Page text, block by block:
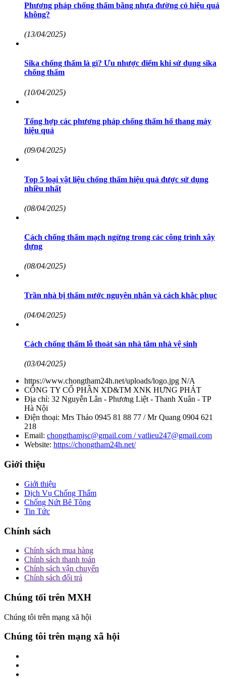
Phương pháp chống thấm bằng nhựa đường có hiệu quả
không?
(13/04/2025)
Sika chống thấm là gì? Ưu nhược điểm khi sử dụng sika
chống thấm
(10/04/2025)
Tổng hợp các phương pháp chống thấm hố thang máy
hiệu quả
(09/04/2025)
Top 5 loại vật liệu chống thấm hiệu quả được sử dụng
nhiều nhất
(08/04/2025)
Cách chống thấm mạch ngừng trong các công trình xây
dựng
(08/04/2025)
Trần nhà bị thấm nước nguyên nhân và cách khắc phục
(04/04/2025)
Cách chống thấm lỗ thoát sàn nhà tắm nhà vệ sinh
(03/04/2025)
https://www.chongtham24h.net/uploads/logo.jpg N/A
CÔNG TY CỔ PHẦN XD&TM XNK HƯNG PHÁT
Địa chỉ: 32 Nguyễn Lân - Phương Liệt - Thanh Xuân - TP
Hà Nội
Điện thoại: Mrs Thảo 0945 81 88 77 / Mr Quang 0904 621
218
Email: chongthamjsc@gmail.com / vatlieu247@gmail.com
Website: https://chongtham24h.net/
Giới thiệu
Giới thiệu
Dịch Vụ Chống Thấm
Chống Nứt Bê Tông
Tin Tức
Chính sách
Chính sách mua hàng
Chính sách thanh toán
Chính sách vận chuyển
Chính sách đổi trả
Chúng tối trên MXH
Chúng tôi trên mạng xã hội
Chúng tôi trên mạng xã hội